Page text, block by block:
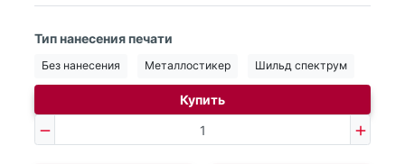
Тип нанесения печати
Без нанесения Металлостикер Шильд спектрум
Купить